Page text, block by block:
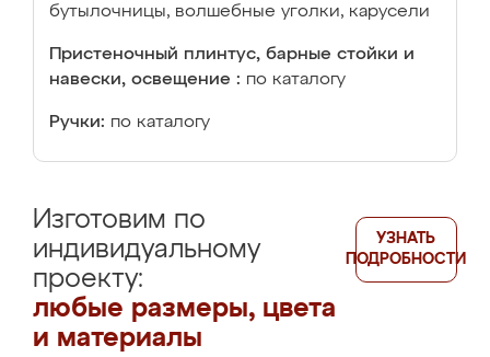
бутылочницы, волшебные уголки, карусели
Пристеночный плинтус, барные стойки и
навески, освещение : по каталогу
Ручки: по каталогу
Изготовим по
индивидуальному
проекту:
любые размеры, цвета
и материалы
УЗНАТЬ
ПОДРОБНОСТИ